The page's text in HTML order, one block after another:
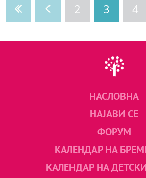
2 3 4
НАСЛОВНА
НАЈАВИ СЕ
ФОРУМ
КАЛЕНДАР НА
КАЛЕНДАР НА